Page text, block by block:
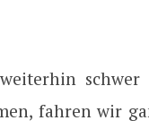
fahren wir